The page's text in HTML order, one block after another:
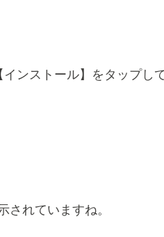
ンストール】をタップし
されていますね。